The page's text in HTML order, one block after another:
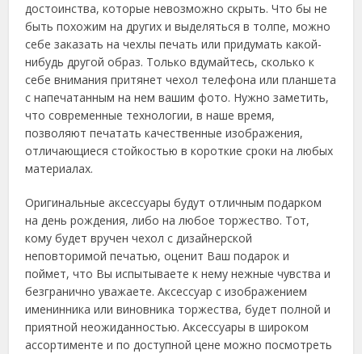
достоинства, которые невозможно скрыть. Что бы не
быть похожим на других и выделяться в толпе, можно
себе заказать на чехлы печать или придумать какой-
нибудь другой образ. Только вдумайтесь, сколько к
себе внимания притянет чехол телефона или планшета
с напечатанным на нем вашим фото. Нужно заметить,
что современные технологии, в наше время,
позволяют печатать качественные изображения,
отличающиеся стойкостью в короткие сроки на любых
материалах.
Оригинальные аксессуары будут отличным подарком
на день рождения, либо на любое торжество. Тот,
кому будет вручен чехол с дизайнерской
неповторимой печатью, оценит Ваш подарок и
поймет, что Вы испытываете к нему нежные чувства и
безгранично уважаете. Аксессуар с изображением
именинника или виновника торжества, будет полной и
приятной неожиданностью. Аксессуары в широком
ассортименте и по доступной цене можно посмотреть